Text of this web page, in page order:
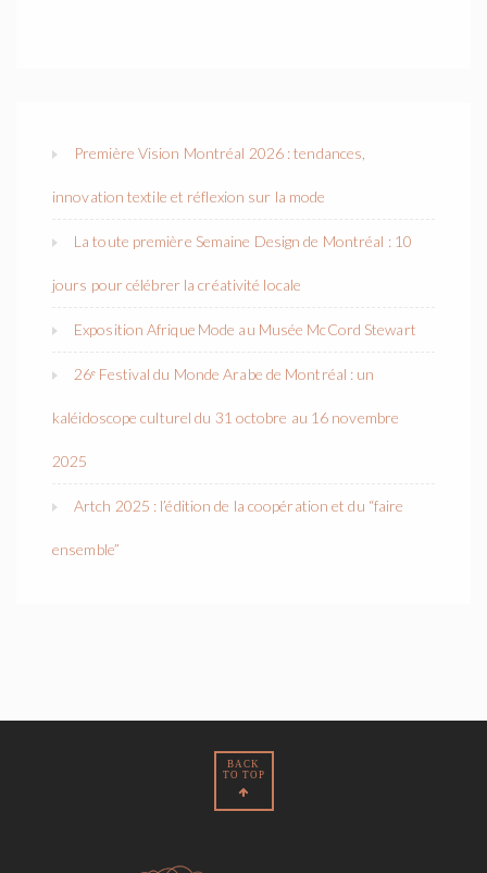
Première Vision Montréal 2026 : tendances,
innovation textile et réflexion sur la mode
La toute première Semaine Design de Montréal : 10
jours pour célébrer la créativité locale
Exposition Afrique Mode au Musée McCord Stewart
26ᵉ Festival du Monde Arabe de Montréal : un
kaléidoscope culturel du 31 octobre au 16 novembre
2025
Artch 2025 : l’édition de la coopération et du “faire
ensemble”
BACK
TO TOP